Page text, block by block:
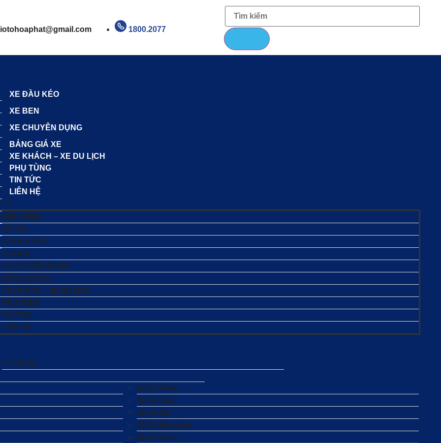
@gmail.com 1800.2077
XE ĐẦU KÉO
XE BEN
XE CHUYÊN DỤNG
BẢNG GIÁ XE
XE KHÁCH – XE DU LỊCH
PHỤ TÙNG
TIN TỨC
LIÊN HỆ
GIỚI THIỆU
XE TẢI
Xe Tải Jac
Xe tải Howo
Xe Tải Tata
Xe tải Gaz
Xe Tải Dongben
Xe tải Veam
XE ĐẦU KÉO
XE BEN
XE CHUYÊN DỤNG
BẢNG GIÁ XE
XE KHÁCH – XE DU LỊCH
PHỤ TÙNG
TIN TỨC
LIÊN HỆ